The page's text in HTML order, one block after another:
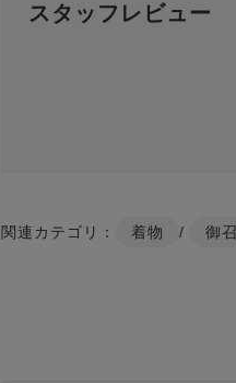
スタッフレビュー
関連カテゴリ： 着物 / 御召